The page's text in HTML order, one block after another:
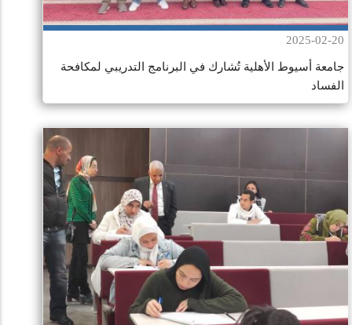
2025-02-20
جامعة أسيوط الأهلية تُشارك في البرنامج التدريبي لمكافحة
الفساد